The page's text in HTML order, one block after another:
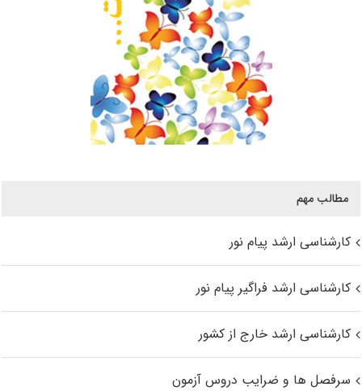
مطالب مهم
کارشناسی ارشد پیام نور
کارشناسی ارشد فراگیر پیام نور
کارشناسی ارشد خارج از کشور
سرفصل ها و ضرایب دروس آزمون